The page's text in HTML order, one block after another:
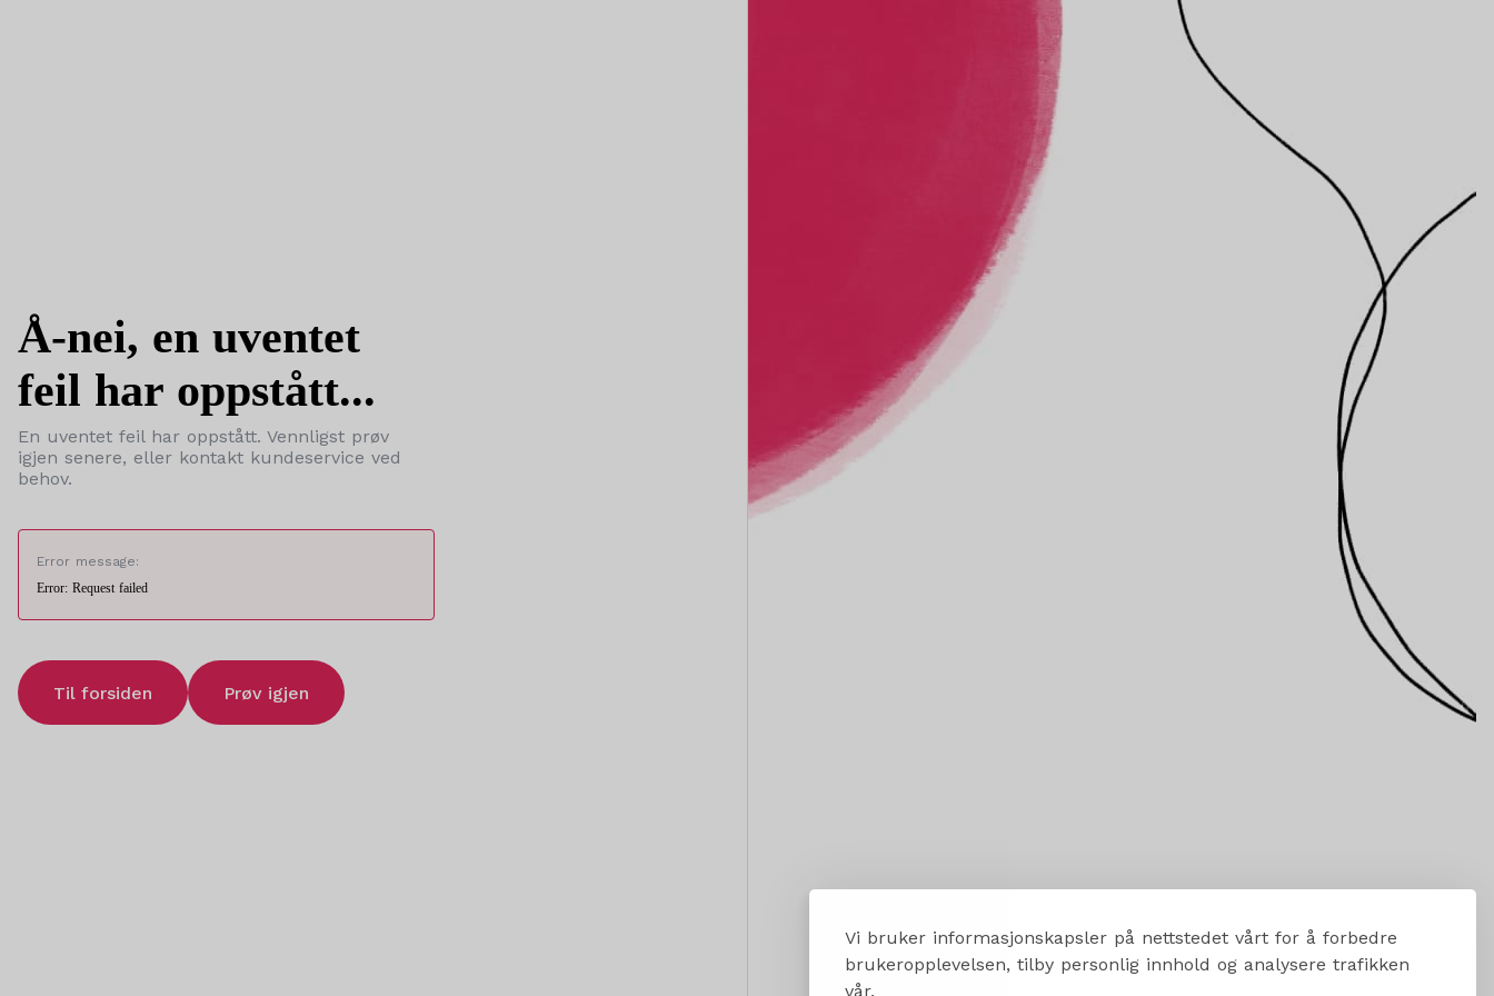
Vi bruker informasjonskapsler på nettstedet vårt for å forbedre
brukeropplevelsen, tilby personlig innhold og analysere trafikken
vår.
Å-nei, en uventet
feil har oppstått...
En uventet feil har oppstått. Vennligst prøv
igjen senere, eller kontakt kundeservice ved
behov.
Error message:
Error: Request failed
Til forsiden Prøv igjen